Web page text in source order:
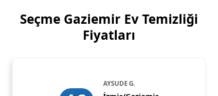
Seçme Gaziemir Ev Temizliği
Fiyatları
AYSUDE G.